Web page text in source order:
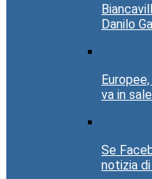
Danilo
va in
Se
notizia